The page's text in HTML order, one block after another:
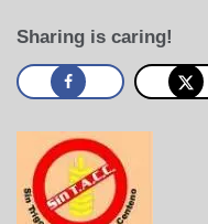
Sharing is caring!